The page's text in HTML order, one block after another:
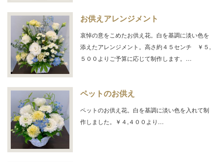
お供えアレンジメント
哀悼の意をこめたお供え花。白を基調に淡い色を
添えたアレンジメント。高さ約４５センチ ￥５,
５００よりご予算に応じて制作します。…
ペットのお供え
ペットのお供え花。白を基調に淡い色を入れて制
作しました。￥４,４００より…